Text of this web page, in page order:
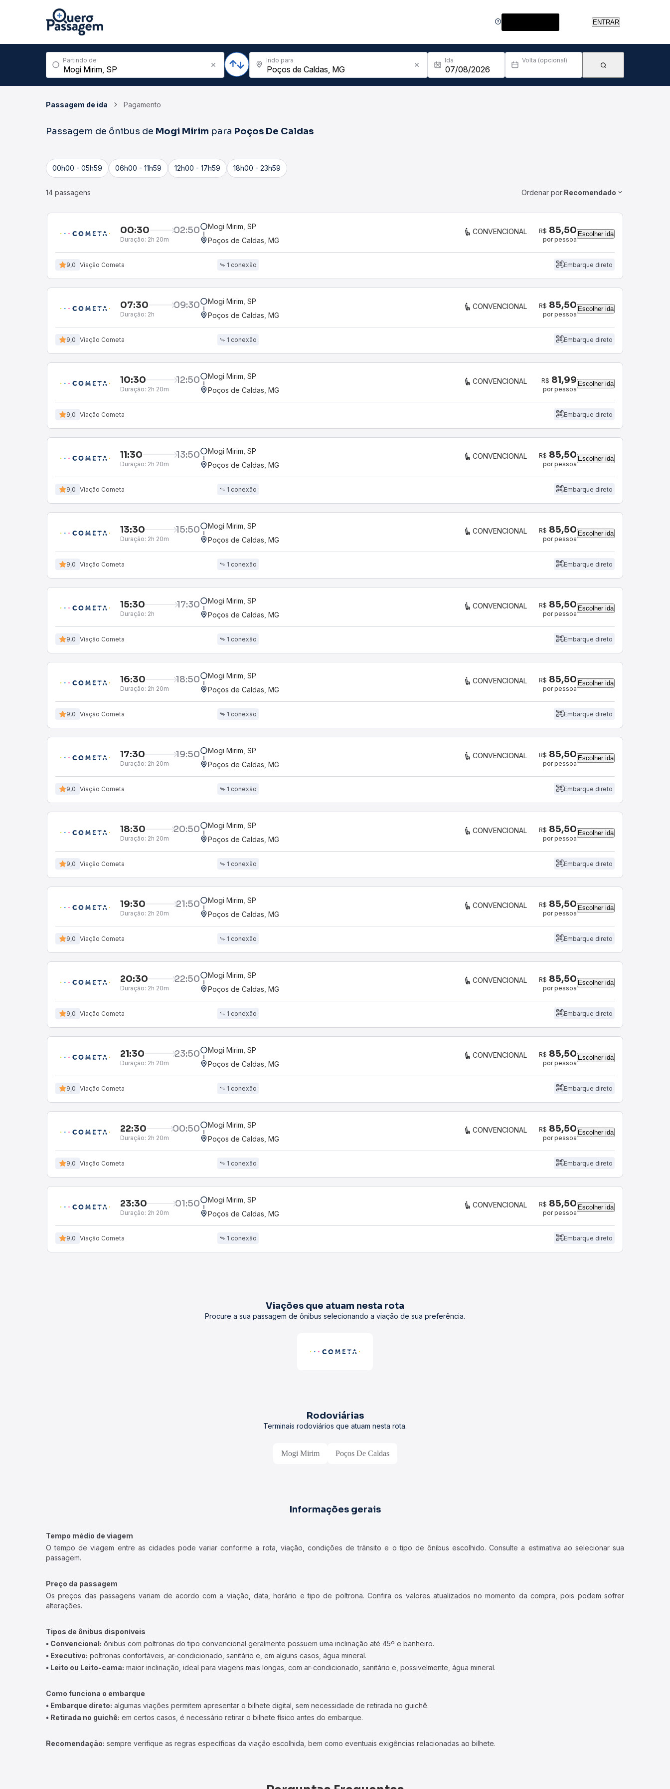
ENTRAR
Partindo de Indo para Ida Volta (opcional)
Passagem de ida Pagamento
Passagem de ônibus de Mogi Mirim para Poços De Caldas
00h00 - 05h59 06h00 - 11h59 12h00 - 17h59 18h00 - 23h59
14 passagens Ordenar por:Recomendado
00:30 02:50
Duração: 2h 20m
Mogi Mirim, SP
Poços de Caldas, MG
CONVENCIONAL R$ 85,50
por pessoa
Escolher ida
9,0 Viação Cometa 1 conexão Embarque direto
07:30 09:30
Duração: 2h
Mogi Mirim, SP
Poços de Caldas, MG
CONVENCIONAL R$ 85,50
por pessoa
Escolher ida
9,0 Viação Cometa 1 conexão Embarque direto
10:30 12:50
Duração: 2h 20m
Mogi Mirim, SP
Poços de Caldas, MG
CONVENCIONAL R$ 81,99
por pessoa
Escolher ida
9,0 Viação Cometa Embarque direto
11:30 13:50
Duração: 2h 20m
Mogi Mirim, SP
Poços de Caldas, MG
CONVENCIONAL R$ 85,50
por pessoa
Escolher ida
9,0 Viação Cometa 1 conexão Embarque direto
13:30 15:50
Duração: 2h 20m
Mogi Mirim, SP
Poços de Caldas, MG
CONVENCIONAL R$ 85,50
por pessoa
Escolher ida
9,0 Viação Cometa 1 conexão Embarque direto
15:30 17:30
Duração: 2h
Mogi Mirim, SP
Poços de Caldas, MG
CONVENCIONAL R$ 85,50
por pessoa
Escolher ida
9,0 Viação Cometa 1 conexão Embarque direto
16:30 18:50
Duração: 2h 20m
Mogi Mirim, SP
Poços de Caldas, MG
CONVENCIONAL R$ 85,50
por pessoa
Escolher ida
9,0 Viação Cometa 1 conexão Embarque direto
17:30 19:50
Duração: 2h 20m
Mogi Mirim, SP
Poços de Caldas, MG
CONVENCIONAL R$ 85,50
por pessoa
Escolher ida
9,0 Viação Cometa 1 conexão Embarque direto
18:30 20:50
Duração: 2h 20m
Mogi Mirim, SP
Poços de Caldas, MG
CONVENCIONAL R$ 85,50
por pessoa
Escolher ida
9,0 Viação Cometa 1 conexão Embarque direto
19:30 21:50
Duração: 2h 20m
Mogi Mirim, SP
Poços de Caldas, MG
CONVENCIONAL R$ 85,50
por pessoa
Escolher ida
9,0 Viação Cometa 1 conexão Embarque direto
20:30 22:50
Duração: 2h 20m
Mogi Mirim, SP
Poços de Caldas, MG
CONVENCIONAL R$ 85,50
por pessoa
Escolher ida
9,0 Viação Cometa 1 conexão Embarque direto
21:30 23:50
Duração: 2h 20m
Mogi Mirim, SP
Poços de Caldas, MG
CONVENCIONAL R$ 85,50
por pessoa
Escolher ida
9,0 Viação Cometa 1 conexão Embarque direto
22:30 00:50
Duração: 2h 20m
Mogi Mirim, SP
Poços de Caldas, MG
CONVENCIONAL R$ 85,50
por pessoa
Escolher ida
9,0 Viação Cometa 1 conexão Embarque direto
23:30 01:50
Duração: 2h 20m
Mogi Mirim, SP
Poços de Caldas, MG
CONVENCIONAL R$ 85,50
por pessoa
Escolher ida
9,0 Viação Cometa 1 conexão Embarque direto
Viações que atuam nesta rota
Procure a sua passagem de ônibus selecionando a viação de sua preferência.
Rodoviárias
Terminais rodoviários que atuam nesta rota.
Mogi Mirim Poços De Caldas
Informações gerais
Tempo médio de viagem
O tempo de viagem entre as cidades pode variar conforme a rota, viação, condições de trânsito e o tipo de ônibus escolhido. Consulte a estimativa ao selecionar sua
passagem.
Preço da passagem
Os preços das passagens variam de acordo com a viação, data, horário e tipo de poltrona. Confira os valores atualizados no momento da compra, pois podem sofrer
alterações.
Tipos de ônibus disponíveis
• Convencional: ônibus com poltronas do tipo convencional geralmente possuem uma inclinação até 45º e banheiro.
• Executivo: poltronas confortáveis, ar-condicionado, sanitário e, em alguns casos, água mineral.
• Leito ou Leito-cama: maior inclinação, ideal para viagens mais longas, com ar-condicionado, sanitário e, possivelmente, água mineral.
Como funciona o embarque
• Embarque direto: algumas viações permitem apresentar o bilhete digital, sem necessidade de retirada no guichê.
• Retirada no guichê: em certos casos, é necessário retirar o bilhete físico antes do embarque.
Recomendação: sempre verifique as regras específicas da viação escolhida, bem como eventuais exigências relacionadas ao bilhete.